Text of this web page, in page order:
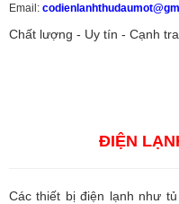
Email:
Chất lượng - Uy tín - Cạnh
ĐIỆN
Các thiết bị điện lạnh như